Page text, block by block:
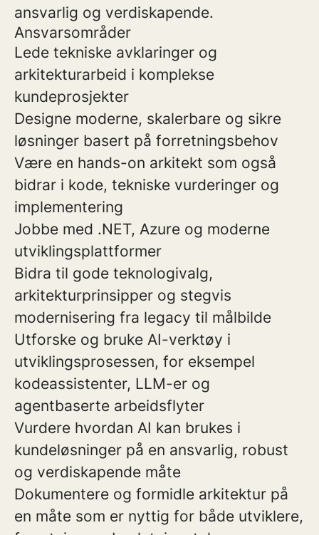
ansvarlig og verdiskapende.
Ansvarsområder
Lede tekniske avklaringer og
arkitekturarbeid i komplekse
kundeprosjekter
Designe moderne, skalerbare og sikre
løsninger basert på forretningsbehov
Være en hands-on arkitekt som også
bidrar i kode, tekniske vurderinger og
implementering
Jobbe med .NET, Azure og moderne
utviklingsplattformer
Bidra til gode teknologivalg,
arkitekturprinsipper og stegvis
modernisering fra legacy til målbilde
Utforske og bruke AI-verktøy i
utviklingsprosessen, for eksempel
kodeassistenter, LLM-er og
agentbaserte arbeidsflyter
Vurdere hvordan AI kan brukes i
kundeløsninger på en ansvarlig, robust
og verdiskapende måte
Dokumentere og formidle arkitektur på
en måte som er nyttig for både utviklere,